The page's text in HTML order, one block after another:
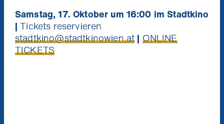
Samstag, 17. Oktober um 16:00 im Stadtkino
|Tickets reservieren
stadtkino@stadtkinowien.at | ONLINE
TICKETS